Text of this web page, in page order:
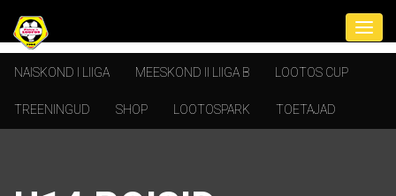
NAISKOND I LIIGA MEESKOND II LIIGA B LOOTOS CUP
TREENINGUD SHOP LOOTOSPARK TOETAJAD